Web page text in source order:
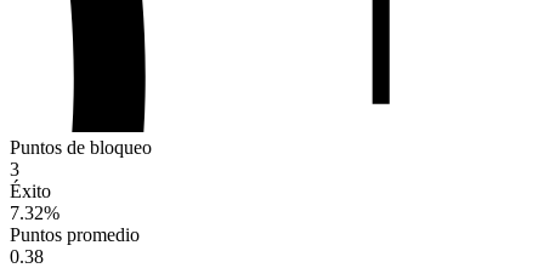
Puntos de bloqueo
3
Éxito
7.32%
Puntos promedio
0.38